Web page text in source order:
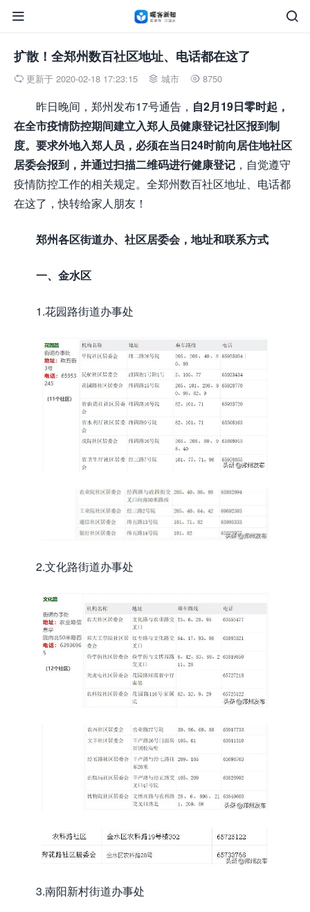


扩散！全郑州数百社区地址、电话都在这了
 更新于 2020-02-18 17:23:15  城市  8750
昨日晚间，郑州发布17号通告， 自2月19日零时起，
在全市疫情防控期间建立入郑人员健康登记社区报到制
度。要求外地入郑人员，必须在当日24时前向居住地社区
居委会报到，并通过扫描二维码进行健康登记 ，自觉遵守
疫情防控工作的相关规定。全郑州数百社区地址、电话都
在这了，快转给家人朋友！
郑州各区街道办、社区居委会，地址和联系方式
一、金水区
1.花园路街道办事处
2.文化路街道办事处
3.南阳新村街道办事处